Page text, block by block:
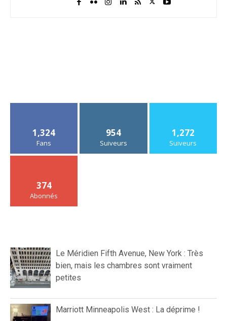
1,324
Fans
954
Suiveurs
1,272
Suiveurs
374
Abonnés
Le Méridien Fifth Avenue, New York : Très
bien, mais les chambres sont vraiment
petites
Marriott Minneapolis West : La déprime !